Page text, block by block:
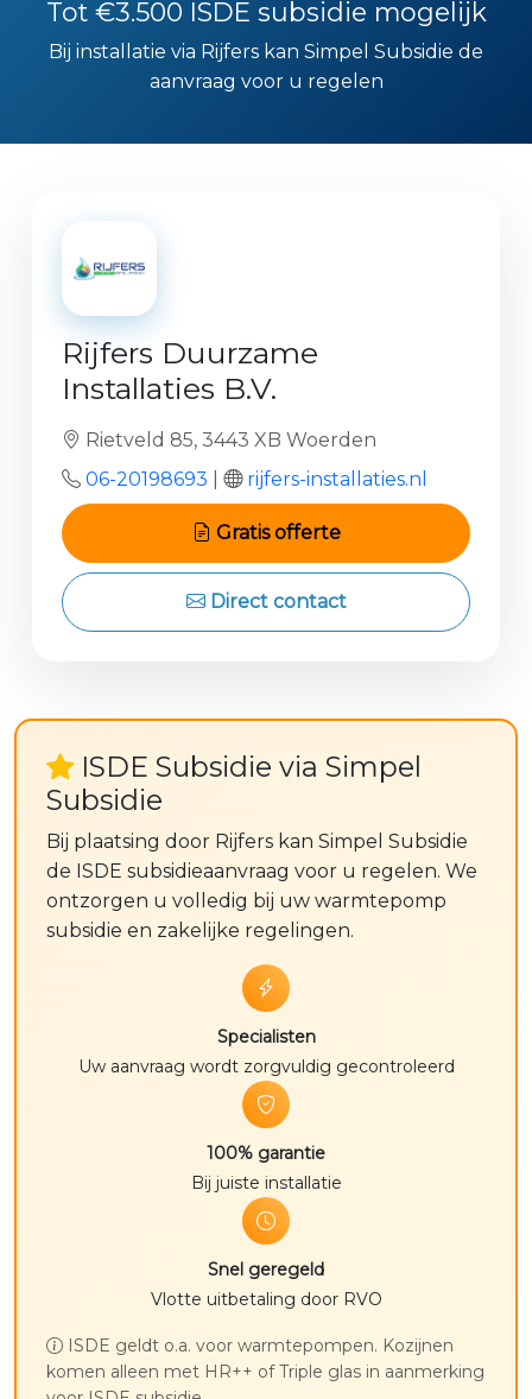
Tot €3.500 ISDE subsidie mogelijk
Bij installatie via Rijfers kan Simpel Subsidie de
aanvraag voor u regelen
Rijfers Duurzame
Installaties B.V.
Rietveld 85, 3443 XB Woerden
06-20198693
rijfers-installaties.nl
Gratis offerte
Direct contact
ISDE Subsidie via Simpel
Subsidie
Bij plaatsing door Rijfers kan Simpel Subsidie
de ISDE subsidieaanvraag voor u regelen. We
ontzorgen u volledig bij uw warmtepomp
subsidie en zakelijke regelingen.
Specialisten
Uw aanvraag wordt zorgvuldig gecontroleerd
100% garantie
Bij juiste installatie
Snel geregeld
Vlotte uitbetaling door RVO
ISDE geldt o.a. voor warmtepompen. Kozijnen
komen alleen met HR++ of Triple glas in aanmerking